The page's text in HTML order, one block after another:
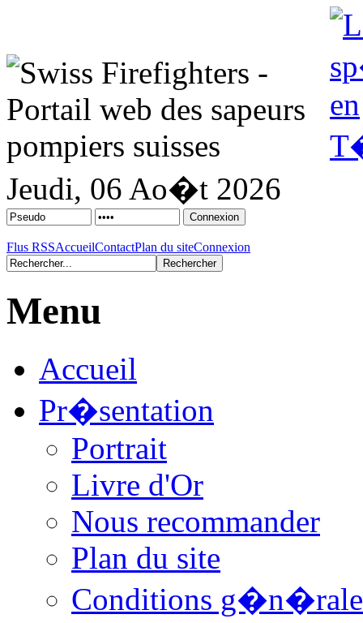
Jeudi, 06 Ao�t 2026
Flus RSSAccueilContactPlan du siteConnexion
Menu
Accueil
Pr�sentation
Portrait
Livre d'Or
Nous recommander
Plan du site
Conditions